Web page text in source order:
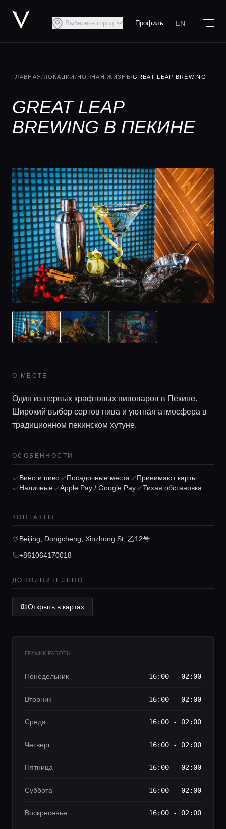
Локации
Гиды
Консьерж сервис
Выберите город Профиль EN
ГЛАВНАЯ/ ЛОКАЦИИ /НОЧНАЯ ЖИЗНЬ/GREAT LEAP BREWING
GREAT LEAP
BREWING В ПЕКИНЕ
О МЕСТЕ
Один из первых крафтовых пивоваров в Пекине.
Широкий выбор сортов пива и уютная атмосфера в
традиционном пекинском хутуне.
ОСОБЕННОСТИ
Вино и пиво Посадочные места
Принимают карты
Наличные
Apple Pay / Google Pay Тихая обстановка
КОНТАКТЫ
Beijing, Dongcheng, Xinzhong St, 乙12号
+861064170018
ДОПОЛНИТЕЛЬНО
Открыть в картах
ГРАФИК РАБОТЫ
Понедельник 16:00 - 02:00
Вторник 16:00 - 02:00
Среда 16:00 - 02:00
Четверг 16:00 - 02:00
Пятница 16:00 - 02:00
Суббота 16:00 - 02:00
Воскресенье 16:00 - 02:00